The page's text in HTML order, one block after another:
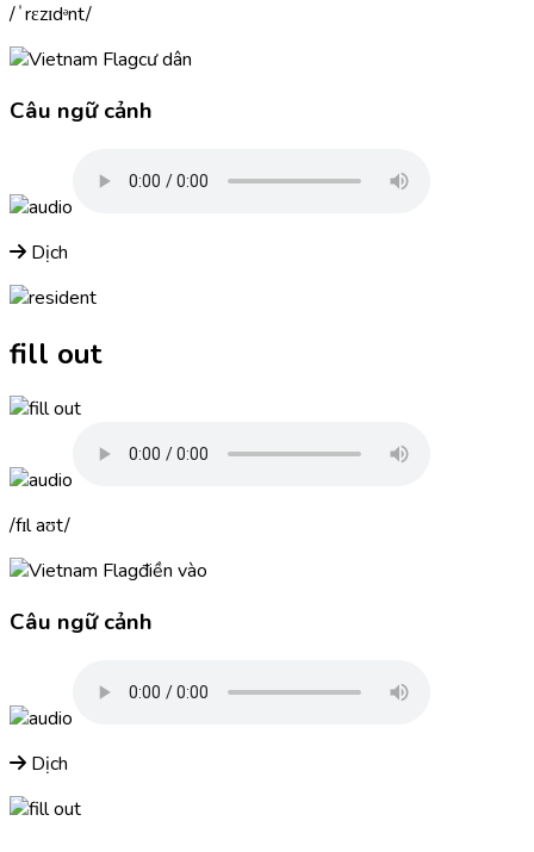
ˈrɛzɪdᵊnt
cư dân
Câu ngữ cảnh
Dịch
fill out
fɪl aʊt
điền vào
Câu ngữ cảnh
Dịch